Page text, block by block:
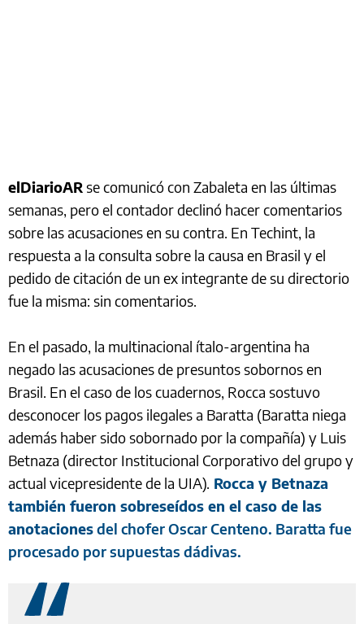
elDiarioARse comunicó con Zabaleta en las últimas
semanas, pero el contador declinó hacer comentarios
sobre las acusaciones en su contra. En Techint, la
respuesta a la consulta sobre la causa en Brasil y el
pedido de citación de un ex integrante de su directorio
fue la misma: sin comentarios.
En el pasado, la multinacional ítalo-argentina ha
negado las acusaciones de presuntos sobornos en
Brasil. En el caso de los cuadernos, Rocca sostuvo
desconocer los pagos ilegales a Baratta (Baratta niega
además haber sido sobornado por la compañía) y Luis
Betnaza (director Institucional Corporativo del grupo y
actual vicepresidente de la UIA). Rocca y Betnaza
también fueron sobreseídos en el caso de las
anotacionesdel chofer Oscar Centeno. Baratta fue
procesado por supuestas dádivas.